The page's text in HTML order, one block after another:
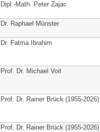
Dipl.-Math. Peter Zajac
Dr. Raphael Münster
Dr. Fatma Ibrahim
Prof. Dr. Michael Voit
Prof. Dr. Rainer Brück (1955-2026)
Prof. Dr. Rainer Brück (1955-2026)